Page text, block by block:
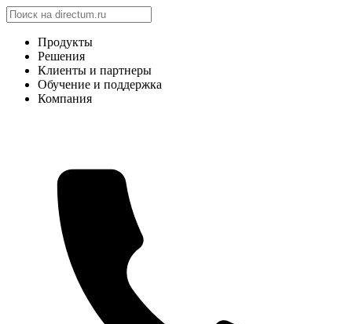
Продукты
Решения
Клиенты и партнеры
Обучение и поддержка
Компания